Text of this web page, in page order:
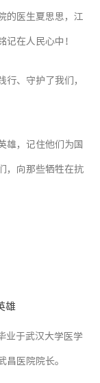
的医生夏思思，江
在人民心中！
、守护了我们，
雄，记住他们为国
，向那些牺牲在抗
业于武汉大学医学
医院院长。